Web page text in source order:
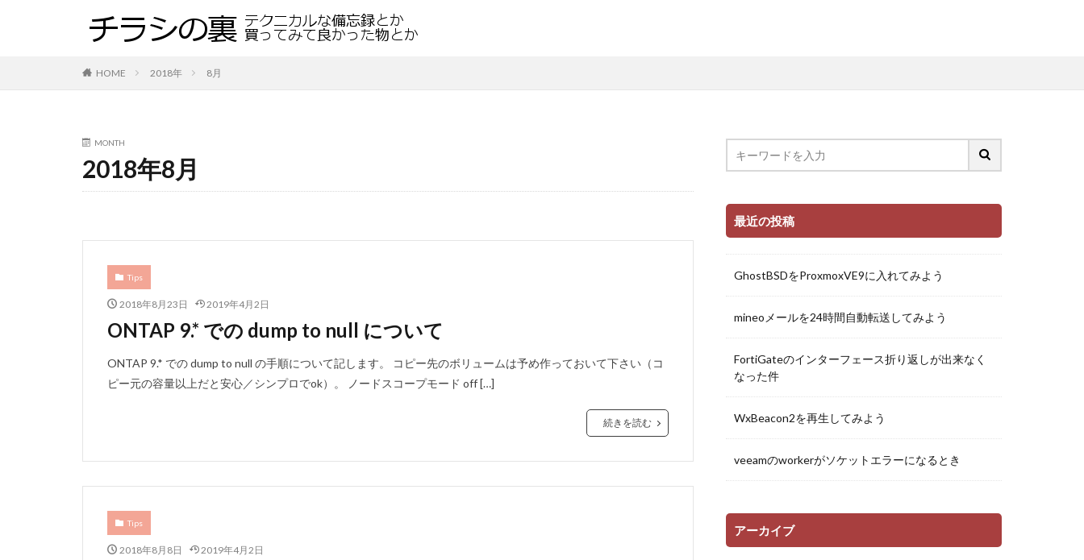
HOME 2018年 8月
MONTH
2018年8月
Tips
2018年8月23日 2019年4月2日
ONTAP 9.* での dump to null について
ONTAP 9.* での dump to null の手順について記します。 コピー先のボリュームは予め作っておいて下さい（コ
ピー元の容量以上だと安心／シンプロでok）。 ノードスコープモード off […]
続きを読む
Tips
2018年8月8日 2019年4月2日
最近の投稿
GhostBSDをProxmoxVE9に入れてみよう
mineoメールを24時間自動転送してみよう
FortiGateのインターフェース折り返しが出来なく
なった件
WxBeacon2を再生してみよう
veeamのworkerがソケットエラーになるとき
アーカイブ